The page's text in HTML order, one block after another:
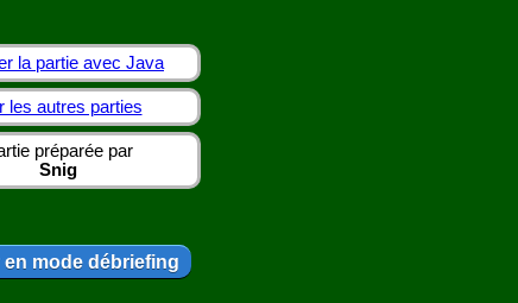
la partie avec Java
les autres parties
préparée par
Snig
en mode débriefing